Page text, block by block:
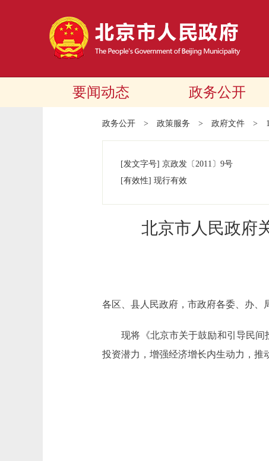
要闻动态 政务公开
政务公开 > 政策服务 > 政府文件 >
[发文字号] 京政发 〔2011〕 9号
[有效性] 现行有效
北京市人民政府
各区、县人民政府，市政府各委、办、
现将《北京市关于鼓励和引导民间
投资潜力，增强经济增长内生动力，推